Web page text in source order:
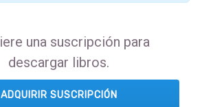
una suscripción para
descargar libros.
ADQUIRIR SUSCRIPCIÓN